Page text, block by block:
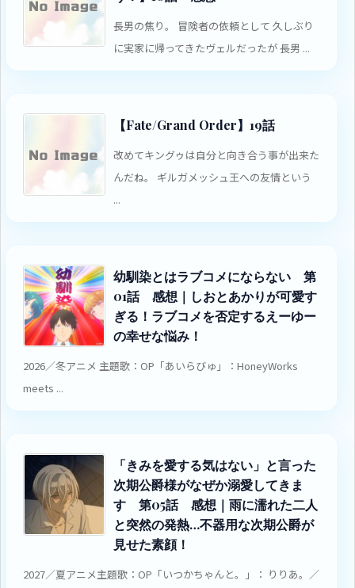
長男の焦り。 冒険者の依頼として 久しぶり
に実家に帰ってきたヴェルだったが 長男 ...
【Fate/Grand Order】19話
改めてキングゥは自分と向き合う事が出来た
んだね。 ギルガメッシュ王への友情という
...
幼馴染とはラブコメにならない 第
01話 感想｜しおとあかりが可愛す
ぎる！ラブコメを否定するえーゆー
の幸せな悩み！
2026／冬アニメ 主題歌：OP「あいらびゅ」：HoneyWorks
meets ...
「きみを愛する気はない」と言った
次期公爵様がなぜか溺愛してきま
す 第05話 感想｜雨に濡れた二人
と突然の発熱…不器用な次期公爵が
見せた素顔！
2027／夏アニメ主題歌：OP「いつかちゃんと。」： りりあ。／